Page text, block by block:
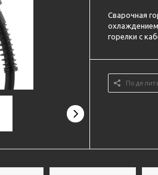
Сварочная
горелки с